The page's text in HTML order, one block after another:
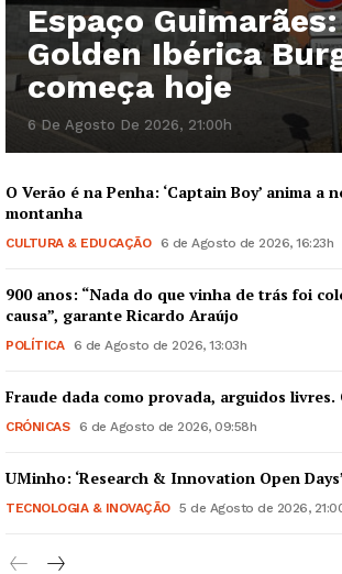
Guimarães,
Espaço Guimarães:
Golden Ibérica
começa hoje
6 De Agosto De 2026, 21:00h
O Verão é na Penha: ‘Captain Boy’ anima a
montanha
CULTURA & EDUCAÇÃO 6 de Agosto de 2026, 16:23h
900 anos: “Nada do que vinha de trás foi
causa”, garante Ricardo Araújo
POLÍTICA 6 de Agosto de 2026, 13:03h
Fraude dada como provada, arguidos livres.
CRÓNICAS 6 de Agosto de 2026, 09:58h
UMinho: ‘Research & Innovation Open
TECNOLOGIA & INOVAÇÃO 5 de Agosto de 2026,